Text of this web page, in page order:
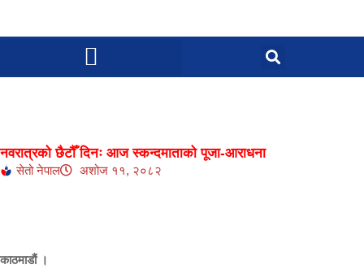
नवरात्रको छैटौँ दिनः आज स्कन्दमाताको पूजा-आराधना
सेतो नेपाल अशोज ११, २०८२
काठमाडौं ।